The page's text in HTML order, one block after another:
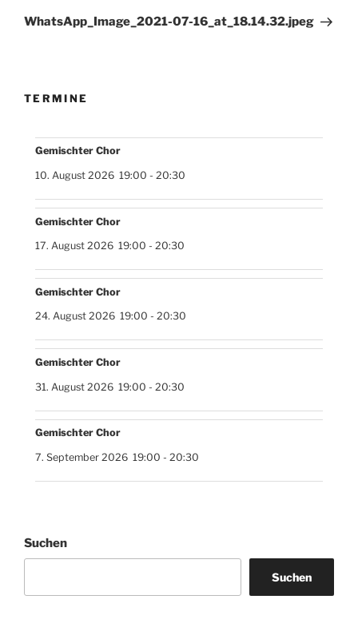
Beitrag
WhatsApp_Image_2021-07-16_at_18.14.32.jpeg
TERMINE
Gemischter Chor
10. August 2026 19:00 - 20:30
Gemischter Chor
17. August 2026 19:00 - 20:30
Gemischter Chor
24. August 2026 19:00 - 20:30
Gemischter Chor
31. August 2026 19:00 - 20:30
Gemischter Chor
7. September 2026 19:00 - 20:30
Suchen
Suchen